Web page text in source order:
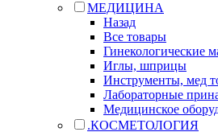
МЕДИЦИНА
Назад
Все товары
Гинекологические
Иглы, шприцы
Инструменты, мед
Лабораторные
Медицинское
.КОСМЕТОЛОГИЯ